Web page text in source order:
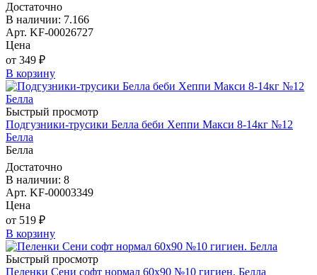
Достаточно
В наличии: 7.166
Арт. KF-00026727
Цена
от 349 ₽
В корзину
Быстрый просмотр
Подгузники-трусики Белла беби Хеппи Макси 8-14кг №12
Белла
Белла
Достаточно
В наличии: 8
Арт. KF-00003349
Цена
от 519 ₽
В корзину
Быстрый просмотр
Пеленки Сени софт нормал 60х90 №10 гигиен. Белла